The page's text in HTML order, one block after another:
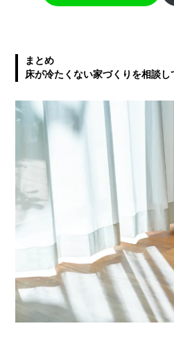
まとめ
床が冷たくない家づくりを相談し